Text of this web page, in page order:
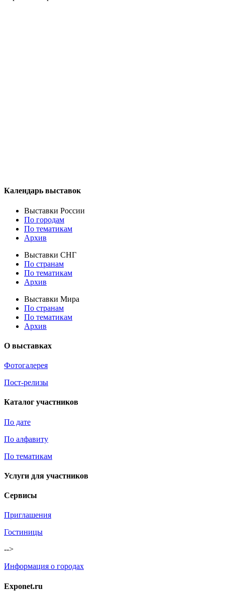
Календарь выставок
Выставки России
По городам
По тематикам
Архив
Выставки СНГ
По странам
По тематикам
Архив
Выставки Мира
По странам
По тематикам
Архив
О выставках
Фотогалерея
Пост-релизы
Каталог участников
По дате
По алфавиту
По тематикам
Услуги для участников
Сервисы
Приглашения
Гостиницы
-->
Информация о городах
Exponet.ru